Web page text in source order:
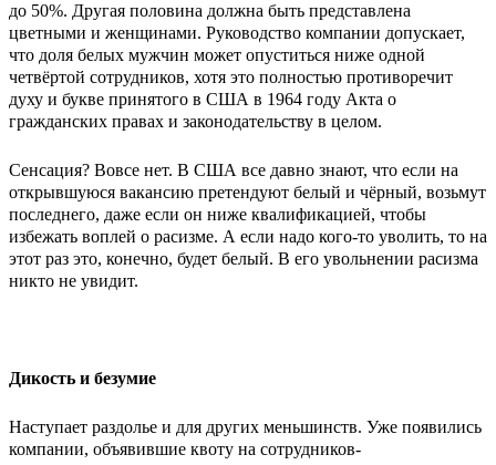
до 50%. Другая половина должна быть представлена
цветными и женщинами. Руководство компании допускает,
что доля белых мужчин может опуститься ниже одной
четвёртой сотрудников, хотя это полностью противоречит
духу и букве принятого в США в 1964 году Акта о
гражданских правах и законодательству в целом.
Сенсация? Вовсе нет. В США все давно знают, что если на
открывшуюся вакансию претендуют белый и чёрный, возьмут
последнего, даже если он ниже квалификацией, чтобы
избежать воплей о расизме. А если надо кого-то уволить, то на
этот раз это, конечно, будет белый. В его увольнении расизма
никто не увидит.
Дикость и безумие
Наступает раздолье и для других меньшинств. Уже появились
компании, объявившие квоту на сотрудников-